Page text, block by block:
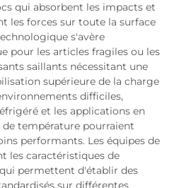
qui absorbent les impacts et
les forces sur toute la surface
s'avère
pour les articles fragiles ou les
saillants nécessitant une
supérieure de la charge
difficiles,
et les applications en
température pourraient
performants. Les équipes de
les caractéristiques de
permettent d'établir des
sur différentes